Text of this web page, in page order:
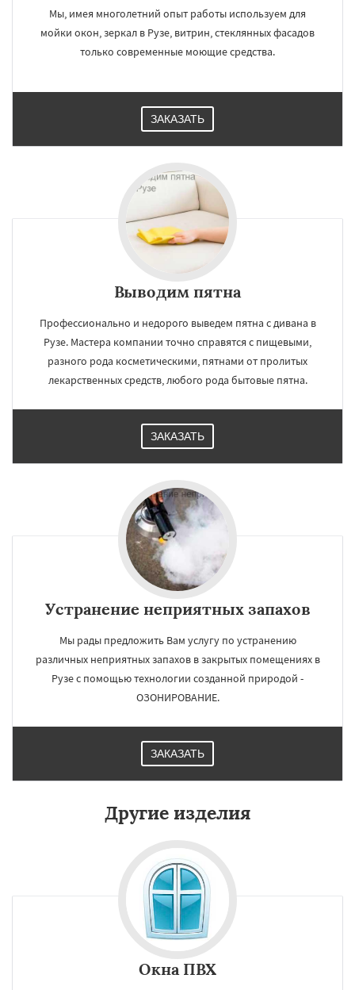
Мы, имея многолетний опыт работы используем для
мойки окон, зеркал в Рузе, витрин, стеклянных фасадов
только современные моющие средства.
ЗАКАЗАТЬ
Выводим пятна
Профессионально и недорого выведем пятна с дивана в
Рузе. Мастера компании точно справятся с пищевыми,
разного рода косметическими, пятнами от пролитых
лекарственных средств, любого рода бытовые пятна.
ЗАКАЗАТЬ
Устранение неприятных запахов
Мы рады предложить Вам услугу по устранению
различных неприятных запахов в закрытых помещениях в
Рузе с помощью технологии созданной природой -
ОЗОНИРОВАНИЕ.
ЗАКАЗАТЬ
Другие изделия
Окна ПВХ